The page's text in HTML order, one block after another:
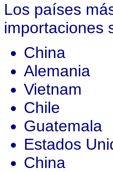
Los países
importaciones
China
Alemania
Vietnam
Chile
Guatemala
Estados
China